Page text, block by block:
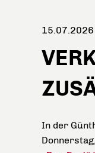
15.07.2026
In der